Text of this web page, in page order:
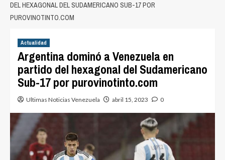
DEL HEXAGONAL DEL SUDAMERICANO SUB-17 POR
PUROVINOTINTO.COM
Actualidad
Argentina dominó a Venezuela en
partido del hexagonal del Sudamericano
Sub-17 por purovinotinto.com
Ultimas Noticias Venezuela abril 15, 2023 0